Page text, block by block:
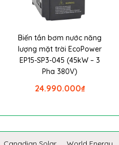
Biến tần bơm nước năng
lượng mặt trời EcoPower
EP15-SP3-045 (45kW – 3
Pha 380V)
₫
24.990.000